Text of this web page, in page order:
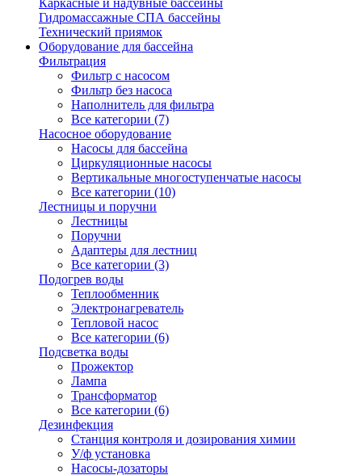
Каркасные и надувные бассейны
Гидромассажные СПА бассейны
Технический приямок
Оборудование для бассейна
Фильтрация
Фильтр с насосом
Фильтр без насоса
Наполнитель для фильтра
Все категории (7)
Насосное оборудование
Насосы для бассейна
Циркуляционные насосы
Вертикальные многоступенчатые насосы
Все категории (10)
Лестницы и поручни
Лестницы
Поручни
Адаптеры для лестниц
Все категории (3)
Подогрев воды
Теплообменник
Электронагреватель
Тепловой насос
Все категории (6)
Подсветка воды
Прожектор
Лампа
Трансформатор
Все категории (6)
Дезинфекция
Станция контроля и дозирования химии
У/ф установка
Насосы-дозаторы